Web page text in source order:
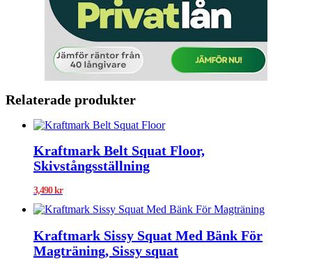
Relaterade produkter
Kraftmark Belt Squat Floor,
Skivstångsställning
3,490kr
Kraftmark Sissy Squat Med Bänk För
Magträning, Sissy squat